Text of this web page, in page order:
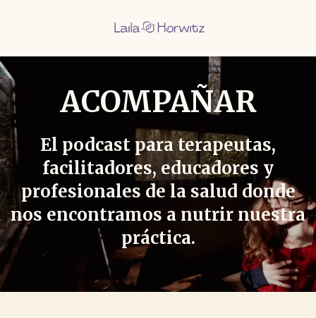
ACOMPAÑAR
El podcast para terapeutas,
facilitadores, educadores y
profesionales de la salud donde
nos encontramos a nutrir nuestra
práctica.